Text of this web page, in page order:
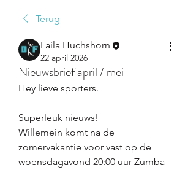
Terug
Laila Huchshorn
22 april 2026
Nieuwsbrief april / mei
Hey lieve sporters.
Superleuk nieuws!
Willemein komt na de
zomervakantie voor vast op de
woensdagavond 20:00 uur Zumba